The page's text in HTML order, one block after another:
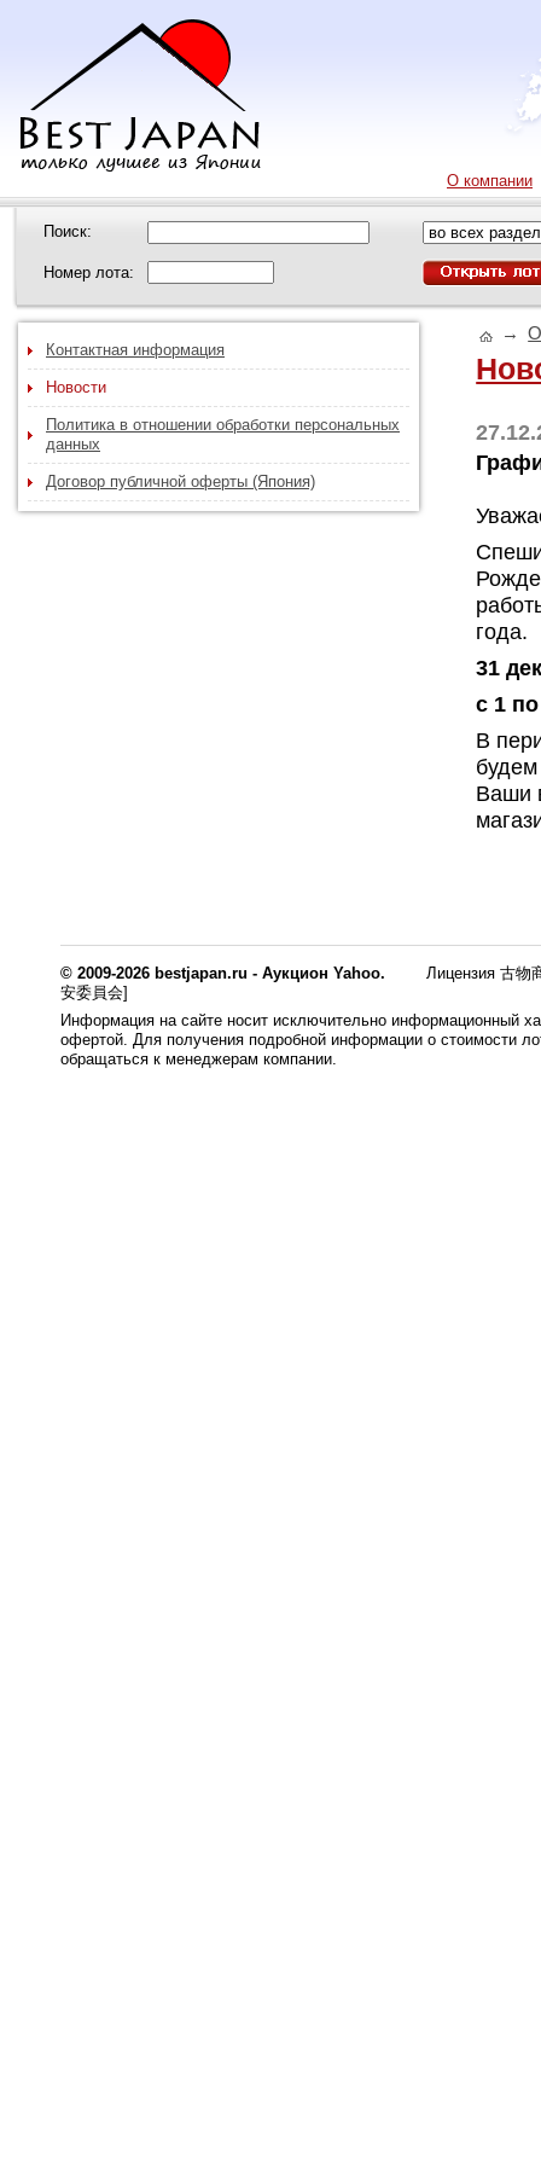
О компании
Поиск:
Номер лота:
Контактная информация
Новости
Политика в отношении обработки персональных
данных
Договор публичной оферты (Япония)
→
года.
31
с 1
В
будем
Ваши
© 2009-2026 bestjapan.ru - Аукцион Yahoo.
Лицензия 古物
安委員会]
Информация на сайте носит исключительно информационный
офертой. Для получения подробной информации о стоимости
обращаться к менеджерам компании.